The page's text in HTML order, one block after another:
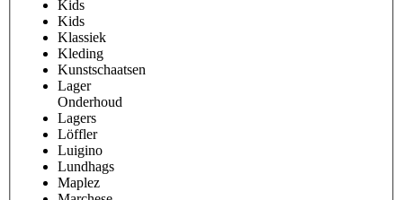
Kids
Kids
Klassiek
Kleding
Kunstschaatsen
Lager
Onderhoud
Lagers
Löffler
Luigino
Lundhags
Maplez